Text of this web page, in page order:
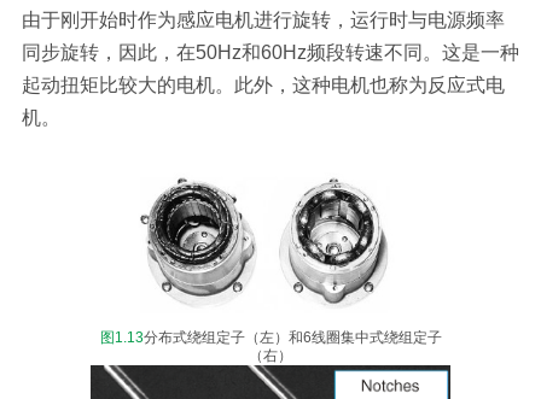
由于刚开始时作为感应电机进行旋转，运行时与电源频率
同步旋转，因此，在50Hz和60Hz频段转速不同。这是一种
起动扭矩比较大的电机。此外，这种电机也称为反应式电
机。
图1.13分布式绕组定子（左）和6线圈集中式绕组定子
（右）